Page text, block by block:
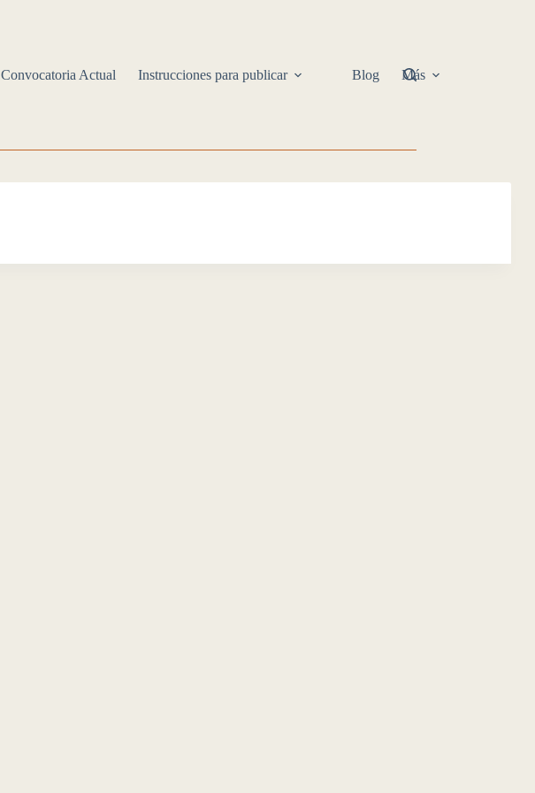
Convocatoria Actual Instrucciones para publicar Blog Más